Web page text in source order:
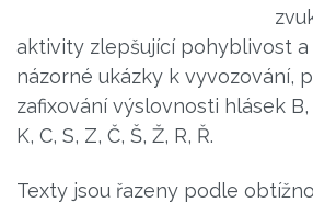
aktivity zlepšující pohyblivost a
názorné ukázky k vyvozování,
zafixování výslovnosti hlásek B,
K, C, S, Z, Č, Š, Ž, R, Ř.
Texty jsou řazeny podle